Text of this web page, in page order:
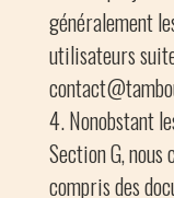
généralement
utilisateurs
Nonobstant
Section G, nous
compris des